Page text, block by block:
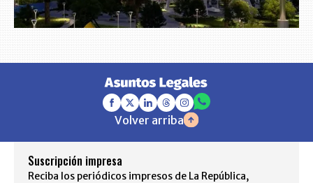
Volver arriba
Suscripción impresa
Reciba los periódicos impresos de La República,